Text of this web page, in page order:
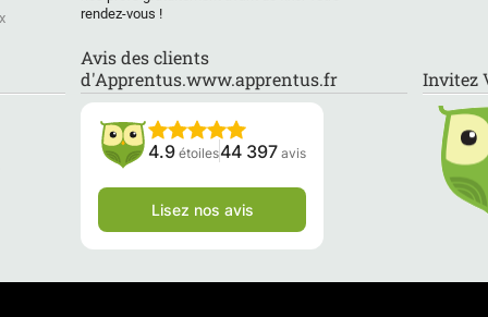
rendez-vous !
Avis des clients
d'Apprentus.www.apprentus.fr
4.9 étoiles44 397 avis
Lisez nos avis
Invitez